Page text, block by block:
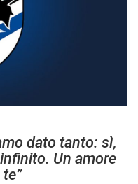
dato tanto: sì,
Un amore